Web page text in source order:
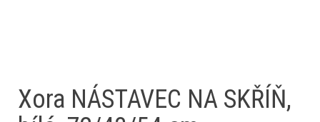
Xora NÁSTAVEC NA SKŘÍŇ,